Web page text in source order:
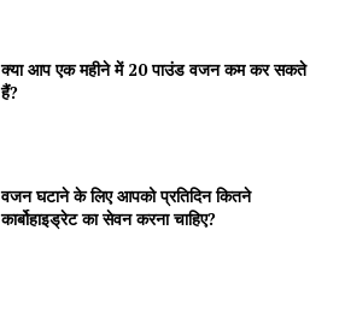
क्या आप एक महीने में 20 पाउंड वजन कम कर सकते
हैं?
वजन घटाने के लिए आपको प्रतिदिन कितने
कार्बोहाइड्रेट का सेवन करना चाहिए?